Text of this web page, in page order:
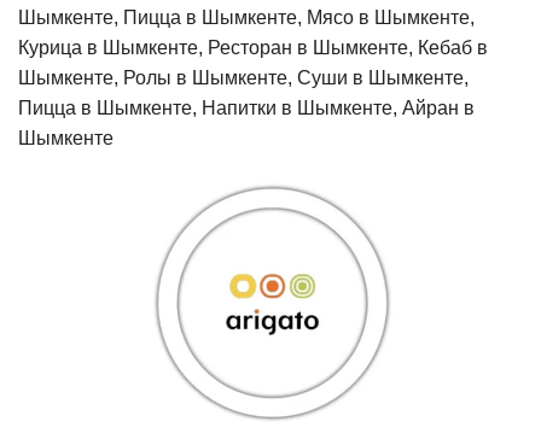
Шымкенте, Пицца в Шымкенте, Мясо в Шымкенте,
Курица в Шымкенте, Ресторан в Шымкенте, Кебаб в
Шымкенте, Ролы в Шымкенте, Суши в Шымкенте,
Пицца в Шымкенте, Напитки в Шымкенте, Айран в
Шымкенте